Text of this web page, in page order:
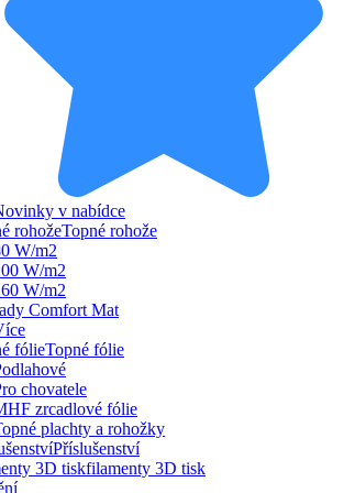
v nabídce
Topné rohože
W/m2
W/m2
W/m2
Comfort Mat
Topné fólie
chovatele
zrcadlové fólie
plachty a rohožky
Příslušenství
filamenty 3D tisk